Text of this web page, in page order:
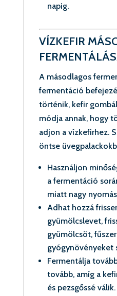
napig.
VÍZKEFIR
A másodlagos
fermentáció
történik, kefir
módja annak, hogy
adjon a vízkefirhez.
öntse
Használjon
a fermentáció
miatt nagy
Adhat hozzá
gyümölcslevet,
gyümölcsöt,
gyógynövényeket
Fermentálja
tovább, amíg a
és pezsgőssé